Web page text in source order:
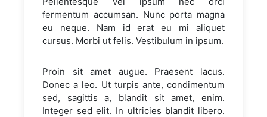
fermentum accumsan. Nunc porta magna
eu neque. Nam id erat eu mi aliquet
cursus. Morbi ut felis. Vestibulum in ipsum.
Proin sit amet augue. Praesent lacus.
Donec a leo. Ut turpis ante, condimentum
sed, sagittis a, blandit sit amet, enim.
Integer sed elit. In ultricies blandit libero.